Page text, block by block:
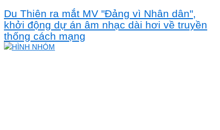
Du Thiên ra mắt MV "Đảng vì Nhân dân",
khởi động dự án âm nhạc dài hơi về truyền
thống cách mạng